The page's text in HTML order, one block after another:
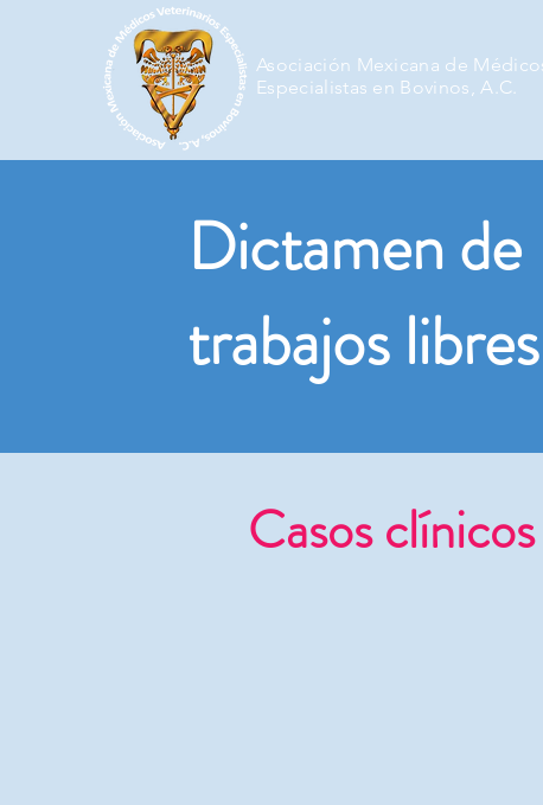
Asociación Mexicana de
Especialistas en Bovinos, A.C.
Dictamen de
trabajos libres
Casos